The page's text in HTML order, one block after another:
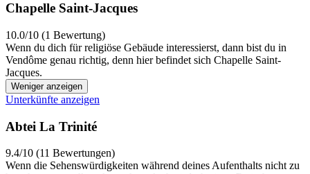
Chapelle Saint-Jacques
10.0/10 (1 Bewertung)
Wenn du dich für religiöse Gebäude interessierst, dann bist du in
Vendôme genau richtig, denn hier befindet sich Chapelle Saint-
Jacques.
Weniger anzeigen
Unterkünfte anzeigen
Abtei La Trinité
9.4/10 (11 Bewertungen)
Wenn die Sehenswürdigkeiten während deines Aufenthalts nicht zu